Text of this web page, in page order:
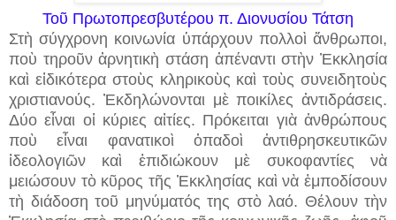
Τοῦ Πρωτοπρεσβυτέρου π. Διονυσίου Τάτση
Στὴ σύγχρονη κοινωνία ὑπάρχουν πολλοὶ ἄνθρωποι,
ποὺ τηροῦν ἀρνητικὴ στάση ἀπέναντι στὴν Ἐκκλησία
καὶ εἰδικότερα στοὺς κληρικοὺς καὶ τοὺς συνειδητοὺς
χριστιανούς. Ἐκδηλώνονται μὲ ποικίλες ἀντιδράσεις.
Δύο εἶναι οἱ κύριες αἰτίες. Πρόκειται γιὰ ἀνθρώπους
ποὺ εἶναι φανατικοὶ ὀπαδοὶ ἀντιθρησκευτικῶν
ἰδεολογιῶν καὶ ἐπιδιώκουν μὲ συκοφαντίες νὰ
μειώσουν τὸ κῦρος τῆς Ἐκκλησίας καὶ νὰ ἐμποδίσουν
τὴ διάδοση τοῦ μηνύματός της στὸ λαό. Θέλουν τὴν